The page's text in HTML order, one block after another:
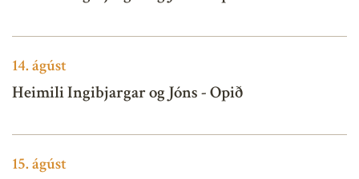
14.ágúst
Heimili Ingibjargar og Jóns - Opið
15.ágúst